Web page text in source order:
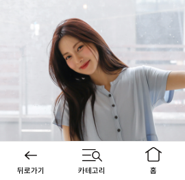
뒤로가기 카테고리 홈